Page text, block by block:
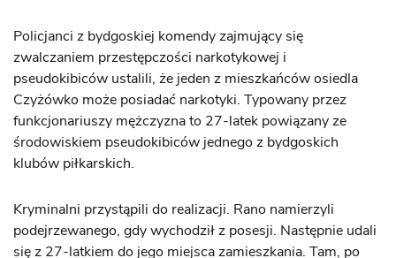
Policjanci z bydgoskiej komendy zajmujący się
zwalczaniem przestępczości narkotykowej i
pseudokibiców ustalili, że jeden z mieszkańców osiedla
Czyżówko może posiadać narkotyki. Typowany przez
funkcjonariuszy mężczyzna to 27-latek powiązany ze
środowiskiem pseudokibiców jednego z bydgoskich
klubów piłkarskich.
Kryminalni przystąpili do realizacji. Rano namierzyli
podejrzewanego, gdy wychodził z posesji. Następnie udali
się z 27-latkiem do jego miejsca zamieszkania. Tam, po